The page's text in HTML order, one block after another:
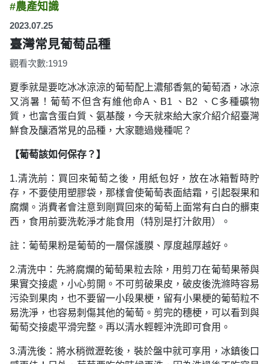
#農產知識
2023.07.25
臺灣常見葡萄品種
觀看次數:1919
夏季就是要吃冰冰涼涼的葡萄配上濃郁香氣的葡萄酒，冰涼
又消暑！葡萄不但含有維他命A、B1 、B2 、C多種礦物
質，也富含蛋白質、氨基酸，今天就來給大家介紹介紹臺灣
鮮食及釀酒常見的品種，大家聽過幾種呢？
【葡萄該如何保存？】
1.清洗前：買回來葡萄之後，用紙包好，放在冰箱暫時貯
存，不要使用塑膠袋，那樣會使葡萄表面結霜，引起裂果和
腐爛。消費者會注意到剛買回來的葡萄上面常有白白的髒東
西，食用前要洗乾淨才能食用（特別是打汁飲用）。
註：葡萄果粉是葡萄的一層保護膜、厚度越厚越好。
2.清洗中：先將腐爛的葡萄果粒去除，用剪刀在葡萄果蒂與
果實交接處，小心剪開。不可剪破果皮，破皮後洗滌時容易
污染到果肉，也不要留一小段果梗，留有小果梗的葡萄粒不
易洗淨，也容易刺傷其他的葡萄。剪完的穗梗，可以看到與
葡萄交接處平滑完整。再以清水輕輕沖洗即可食用。
3.清洗後：將水稍微瀝乾後，裝於盤中就可享用，冰鎮後口